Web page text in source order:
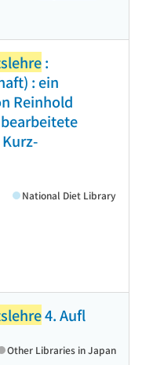
:
: ein
Reinhold
National Diet Library
4. Aufl
Other Libraries in Japan